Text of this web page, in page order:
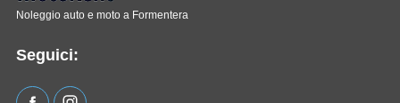
Noleggio auto e moto a Formentera
Seguici: